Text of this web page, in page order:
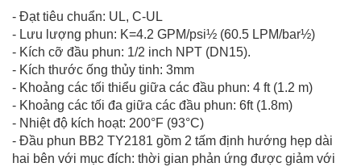
- Đạt tiêu chuẩn: UL, C-UL
- Lưu lượng phun: K=4.2 GPM/psi½ (60.5 LPM/bar½)
- Kích cỡ đầu phun: 1/2 inch NPT (DN15).
- Kích thước ống thủy tinh: 3mm
- Khoảng các tối thiểu giữa các đầu phun: 4 ft (1.2 m)
- Khoảng các tối đa giữa các đầu phun: 6ft (1.8m)
- Nhiệt độ kích hoạt: 200°F (93°C)
- Đầu phun BB2 TY2181 gồm 2 tấm định hướng hẹp dài
hai bên với mục đích: thời gian phản ứng được giảm với